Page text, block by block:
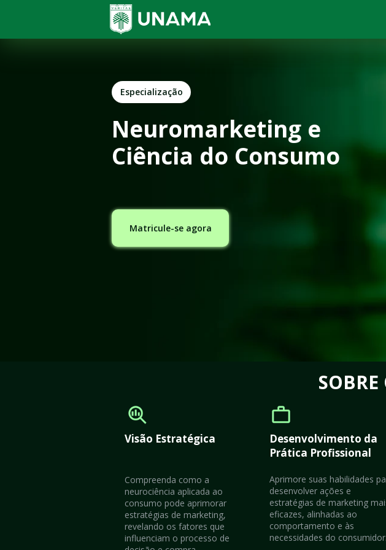
Especialização
Neuromarketing e
Ciência do Consumo
Matricule-se agora
SOBRE
Visão Estratégica
Desenvolvimento da
Prática Profissional
Aprimore suas habilidades
desenvolver ações e
estratégias de marketing
eficazes, alinhadas ao
comportamento e às
necessidades do consumidor.
Compreenda como a
neurociência aplicada ao
consumo pode aprimorar
estratégias de marketing,
revelando os fatores que
influenciam o processo de